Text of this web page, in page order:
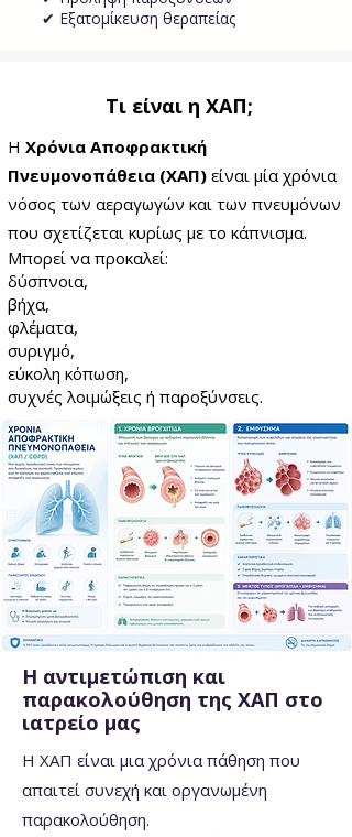
✔ Εξατομίκευση θεραπείας
Τι είναι η ΧΑΠ;
Η Χρόνια Αποφρακτική
Πνευμονοπάθεια (ΧΑΠ) είναι μία χρόνια
νόσος των αεραγωγών και των πνευμόνων
που σχετίζεται κυρίως με το κάπνισμα.
Μπορεί να προκαλεί:
δύσπνοια,
βήχα,
φλέματα,
συριγμό,
εύκολη κόπωση,
συχνές λοιμώξεις ή παροξύνσεις.
Η αντιμετώπιση και
παρακολούθηση της ΧΑΠ στο
ιατρείο μας
Η ΧΑΠ είναι μια χρόνια πάθηση που
απαιτεί συνεχή και οργανωμένη
παρακολούθηση.